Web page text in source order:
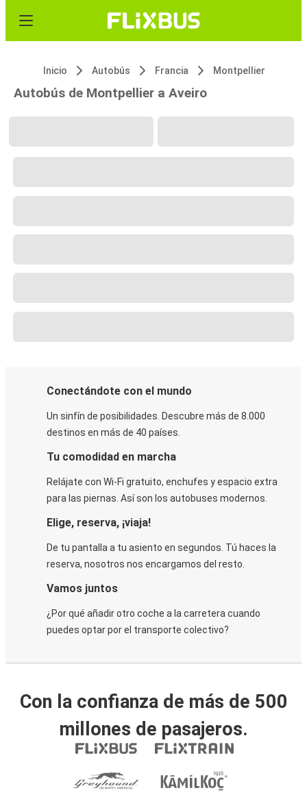
Inicio Autobús Francia Montpellier
Autobús de Montpellier a Aveiro
Conectándote con el mundo
Un sinfín de posibilidades. Descubre más de 8.000
destinos en más de 40 países.
Tu comodidad en marcha
Relájate con Wi-Fi gratuito, enchufes y espacio extra
para las piernas. Así son los autobuses modernos.
Elige, reserva, ¡viaja!
De tu pantalla a tu asiento en segundos. Tú haces la
reserva, nosotros nos encargamos del resto.
Vamos juntos
¿Por qué añadir otro coche a la carretera cuando
puedes optar por el transporte colectivo?
Con la confianza de más de 500
millones de pasajeros.